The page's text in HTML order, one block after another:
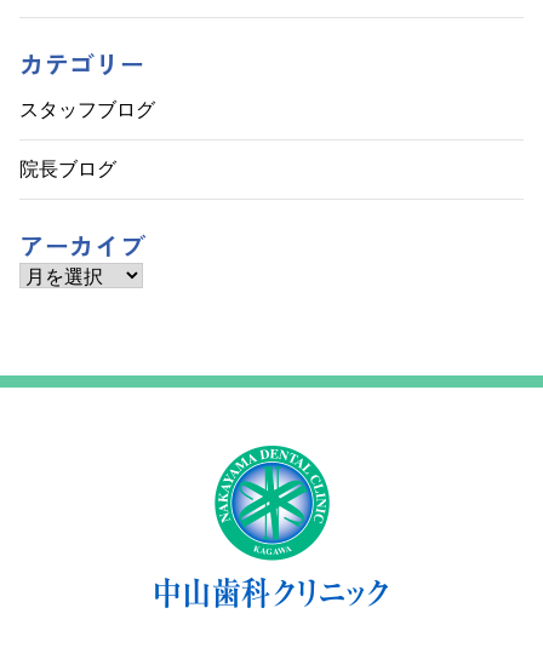
カテゴリー
スタッフブログ
院長ブログ
アーカイブ
ア
ー